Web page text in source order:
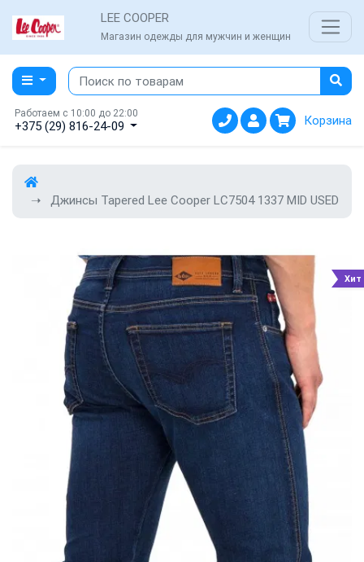
LEE COOPER
Магазин одежды для мужчин и женщин
Работаем с 10:00 до 22:00
+375 (29) 816-24-09 Корзина
Джинсы Tapered Lee Cooper LC7504 1337 MID USED
Хит